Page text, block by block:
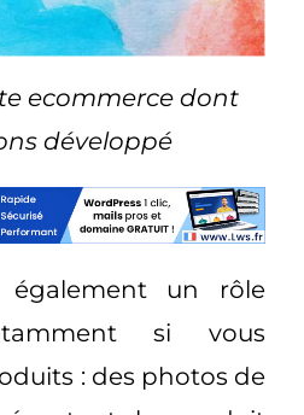
ecommerce dont
développé
également un rôle
si vous
: des photos de